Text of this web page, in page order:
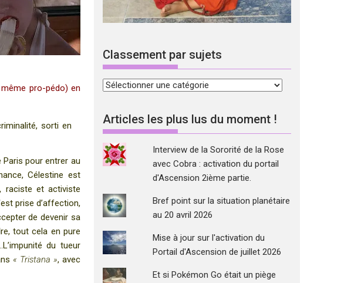
pro-pédo) en
sorti en
Paris pour entrer au
Célestine est
raciste et activiste
prise d’affection,
de devenir sa
tout cela en pure
du tueur
« Tristana », avec
Classement par sujets
Classement
sujets
Articles les plus lus du moment !
Interview de la Sororité de la Rose
avec Cobra : activation du portail
d'Ascension 2ième partie.
Bref point sur la situation planétaire
au 20 avril 2026
Mise à jour sur l'activation du
Portail d'Ascension de juillet 2026
Et si Pokémon Go était un piège